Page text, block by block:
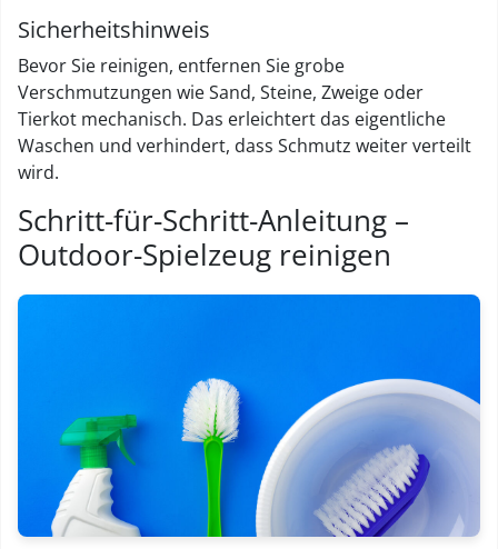
Sicherheitshinweis
Bevor Sie reinigen, entfernen Sie grobe
Verschmutzungen wie Sand, Steine, Zweige oder
Tierkot mechanisch. Das erleichtert das eigentliche
Waschen und verhindert, dass Schmutz weiter verteilt
wird.
Schritt-für-Schritt-Anleitung –
Outdoor-Spielzeug reinigen